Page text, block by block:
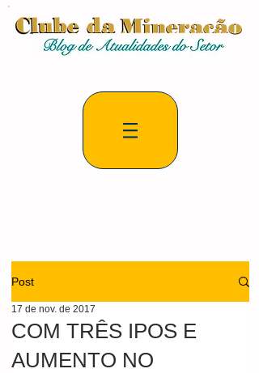
Post
COM TRÊS IPOS E
AUMENTO NO
17 de nov. de 2017